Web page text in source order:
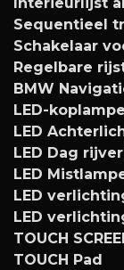
Sequentieel
Schakelaar
Regelbare
BMW
LED-
LED
LED Dag
LED
LED
LED
TOUCH
TOUCH Pad